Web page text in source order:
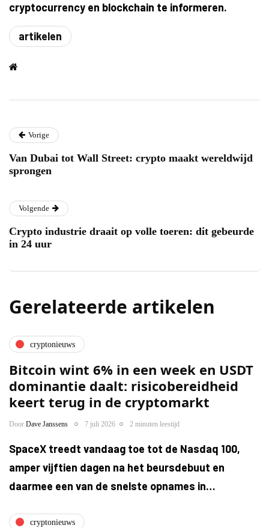
cryptocurrency en blockchain te informeren.
artikelen
Vorige
Van Dubai tot Wall Street: crypto maakt wereldwijd
sprongen
Volgende
Crypto industrie draait op volle toeren: dit gebeurde
in 24 uur
Gerelateerde artikelen
cryptonieuws
Bitcoin wint 6% in een week en USDT
dominantie daalt: risicobereidheid
keert terug in de cryptomarkt
Door Dave Janssens 7 juli 2026 2 minuten leestijd
SpaceX treedt vandaag toe tot de Nasdaq 100,
amper vijftien dagen na het beursdebuut en
daarmee een van de snelste opnames in…
cryptonieuws